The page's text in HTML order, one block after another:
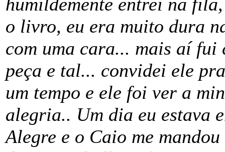
o livro, eu era muito dura
com uma cara... mais aí
peça e tal... convidei ele
um tempo e ele foi ver a
alegria.. Um dia eu estava
Alegre e o Caio me